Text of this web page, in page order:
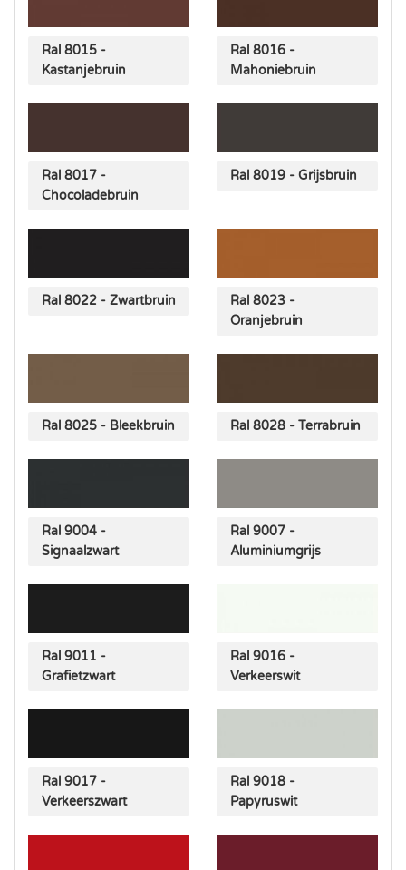
Ral 8015 -
Kastanjebruin
Ral 8016 -
Mahoniebruin
Ral 8017 -
Chocoladebruin
Ral 8019 - Grijsbruin
Ral 8022 - Zwartbruin
Ral 8023 -
Oranjebruin
Ral 8025 - Bleekbruin Ral 8028 - Terrabruin
Ral 9004 -
Signaalzwart
Ral 9007 -
Aluminiumgrijs
Ral 9011 -
Grafietzwart
Ral 9016 -
Verkeerswit
Ral 9017 -
Verkeerszwart
Ral 9018 -
Papyruswit